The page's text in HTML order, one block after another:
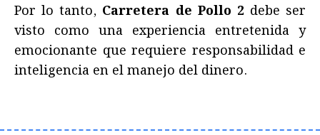
Por lo tanto, Carretera de Pollo 2 debe ser
visto como una experiencia entretenida y
emocionante que requiere responsabilidad e
inteligencia en el manejo del dinero.